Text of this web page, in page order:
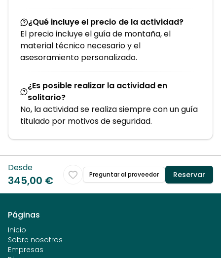
¿Qué incluye el precio de la actividad?
El precio incluye el guía de montaña, el
material técnico necesario y el
asesoramiento personalizado.
¿Es posible realizar la actividad en
solitario?
No, la actividad se realiza siempre con un guía
titulado por motivos de seguridad.
Desde
345,00 € Preguntar al proveedor Reservar
Páginas
Inicio
Sobre nosotros
Empresas